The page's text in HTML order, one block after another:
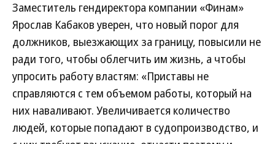
Заместитель гендиректора компании «Финам»
Ярослав Кабаков уверен, что новый порог для
должников, выезжающих за границу, повысили не
ради того, чтобы облегчить им жизнь, а чтобы
упросить работу властям: «Приставы не
справляются с тем объемом работы, который на
них наваливают. Увеличивается количество
людей, которые попадают в судопроизводство, и